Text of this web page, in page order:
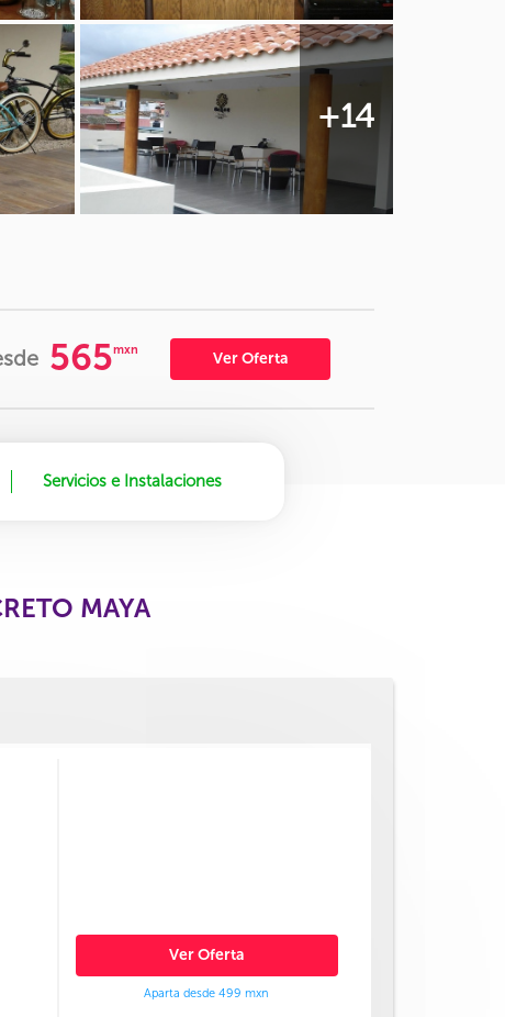
+14
565mxn Ver Oferta
Servicios e Instalaciones
MAYA
Ver Oferta
Aparta desde 499 mxn